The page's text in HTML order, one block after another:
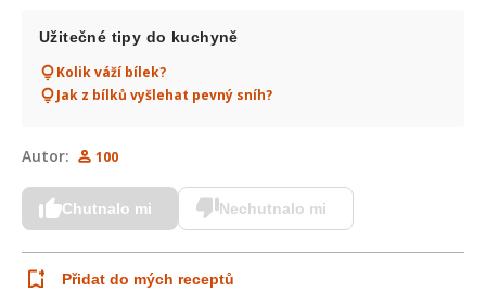
Užitečné tipy do kuchyně
Kolik váží bílek?
Jak z bílků vyšlehat pevný sníh?
Autor: 100
Chutnalo mi Nechutnalo mi
Přidat do mých receptů